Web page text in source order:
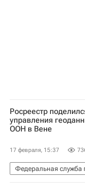
Росреестр
управления
ООН в Вене
17 февраля, 15:37
ООН